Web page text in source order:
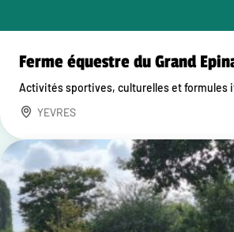
Ferme équestre du Grand
Activités sportives, culturelles et formules
YEVRES